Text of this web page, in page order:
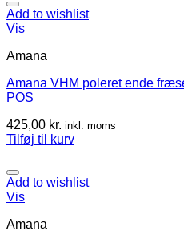
Add to wishlist
Vis
Amana
Amana VHM poleret ende
POS
425,00 kr. inkl. moms
Tilføj til kurv
Add to wishlist
Vis
Amana